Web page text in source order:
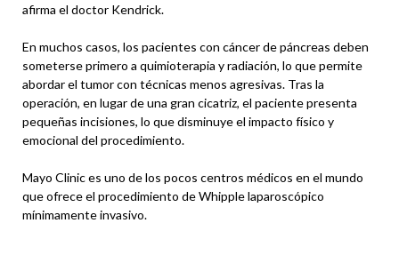
afirma el doctor Kendrick.
En muchos casos, los pacientes con cáncer de páncreas deben
someterse primero a quimioterapia y radiación, lo que permite
abordar el tumor con técnicas menos agresivas. Tras la
operación, en lugar de una gran cicatriz, el paciente presenta
pequeñas incisiones, lo que disminuye el impacto físico y
emocional del procedimiento.
Mayo Clinic es uno de los pocos centros médicos en el mundo
que ofrece el procedimiento de Whipple laparoscópico
mínimamente invasivo.